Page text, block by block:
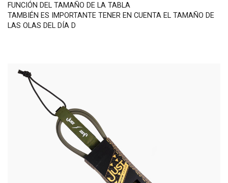
FUNCIÓN DEL TAMAÑO DE LA TABLA
TAMBIÉN ES IMPORTANTE TENER EN CUENTA EL TAMAÑO DE
LAS OLAS DEL DÍA D